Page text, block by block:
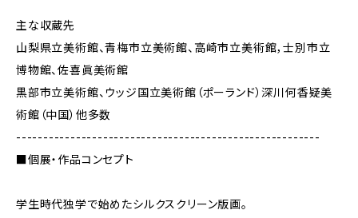
主な収蔵先
山梨県立美術館、青梅市立美術館、高崎市立美術館，士別市立
博物館、佐喜眞美術館
黒部市立美術館、ウッジ国立美術館（ポーランド）深川何香疑美
術館（中国）他多数
--------------------------------------------------------
■個展・作品コンセプト
学生時代独学で始めたシルクスクリーン版画。